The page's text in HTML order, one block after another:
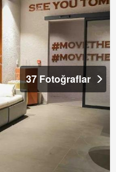
37 Fotoğraflar